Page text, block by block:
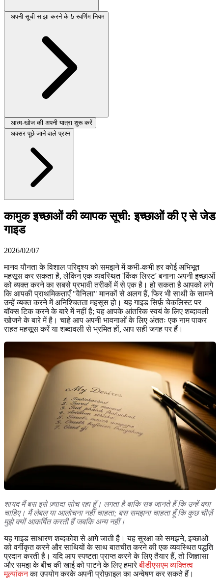
अपनी सूची साझा करने के 5 स्वर्णिम नियम
आत्म-खोज की अपनी यात्रा शुरू करें
अक्सर पूछे जाने वाले प्रश्न
कामुक इच्छाओं की व्यापक सूची: इच्छाओं की ए से जेड
गाइड
2026/02/07
मानव यौनता के विशाल परिदृश्य को समझने में कभी-कभी हर कोई अभिभूत
महसूस कर सकता है, लेकिन एक व्यवस्थित 'किंक लिस्ट' बनाना अपनी इच्छाओं
को व्यक्त करने का सबसे प्रभावी तरीकों में से एक है। हो सकता है आपको लगे
कि आपकी प्राथमिकताएँ "वैनिला" मानकों से अलग हैं, फिर भी साथी के सामने
उन्हें व्यक्त करने में अनिश्चितता महसूस हो। यह गाइड सिर्फ़ चेकलिस्ट पर
बॉक्स टिक करने के बारे में नहीं है; यह आपके आंतरिक स्वयं के लिए शब्दावली
खोजने के बारे में है। चाहे आप अपनी भावनाओं के लिए अंततः एक नाम पाकर
राहत महसूस करें या शब्दावली से भ्रमित हों, आप सही जगह पर हैं।
शायद मैं बस इसे ज़्यादा सोच रहा हूँ। लगता है बाकि सब जानते हैं कि उन्हें क्या
चाहिए। मैं लेबल या आलोचना नहीं चाहता; बस समझना चाहता हूँ कि कुछ चीज़ें
मुझे क्यों आकर्षित करती हैं जबकि अन्य नहीं।
यह गाइड साधारण शब्दकोश से आगे जाती है। यह सुरक्षा को समझने, इच्छाओं
को वर्गीकृत करने और साथियों के साथ बातचीत करने की एक व्यवस्थित पद्धति
प्रदान करती है। यदि आप स्पष्टता प्राप्त करने के लिए तैयार हैं, तो जिज्ञासा
और समझ के बीच की खाई को पाटने के लिए हमारेबीडीएसएम व्यक्तित्व
मूल्यांकनका उपयोग करके अपनी प्रोफ़ाइल का अन्वेषण कर सकते हैं।